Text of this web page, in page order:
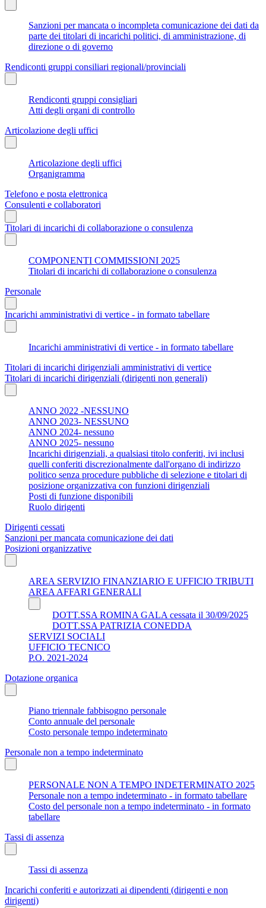
Sanzioni per mancata o incompleta comunicazione dei dati da
parte dei titolari di incarichi politici, di amministrazione, di
direzione o di governo
Rendiconti gruppi consiliari regionali/provinciali
Rendiconti gruppi consigliari
Atti degli organi di controllo
Articolazione degli uffici
Articolazione degli uffici
Organigramma
Telefono e posta elettronica
Consulenti e collaboratori
Titolari di incarichi di collaborazione o consulenza
COMPONENTI COMMISSIONI 2025
Titolari di incarichi di collaborazione o consulenza
Personale
Incarichi amministrativi di vertice - in formato tabellare
Incarichi amministrativi di vertice - in formato tabellare
Titolari di incarichi dirigenziali amministrativi di vertice
Titolari di incarichi dirigenziali (dirigenti non generali)
ANNO 2022 -NESSUNO
ANNO 2023- NESSUNO
ANNO 2024- nessuno
ANNO 2025- nessuno
Incarichi dirigenziali, a qualsiasi titolo conferiti, ivi inclusi
quelli conferiti discrezionalmente dall'organo di indirizzo
politico senza procedure pubbliche di selezione e titolari di
posizione organizzativa con funzioni dirigenziali
Posti di funzione disponibili
Ruolo dirigenti
Dirigenti cessati
Sanzioni per mancata comunicazione dei dati
Posizioni organizzative
AREA SERVIZIO FINANZIARIO E UFFICIO TRIBUTI
AREA AFFARI GENERALI
DOTT.SSA ROMINA GALA cessata il 30/09/2025
DOTT.SSA PATRIZIA CONEDDA
SERVIZI SOCIALI
UFFICIO TECNICO
P.O. 2021-2024
Dotazione organica
Piano triennale fabbisogno personale
Conto annuale del personale
Costo personale tempo indeterminato
Personale non a tempo indeterminato
PERSONALE NON A TEMPO INDETERMINATO 2025
Personale non a tempo indeterminato - in formato tabellare
Costo del personale non a tempo indeterminato - in formato
tabellare
Tassi di assenza
Tassi di assenza
Incarichi conferiti e autorizzati ai dipendenti (dirigenti e non
dirigenti)